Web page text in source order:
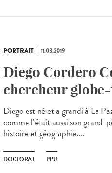
PORTRAIT 11.03.2019
Diego Cordero
chercheur
Diego est né et a grandi à La
comme l’était aussi son grand-
histoire et géographie....
DOCTORAT PPU